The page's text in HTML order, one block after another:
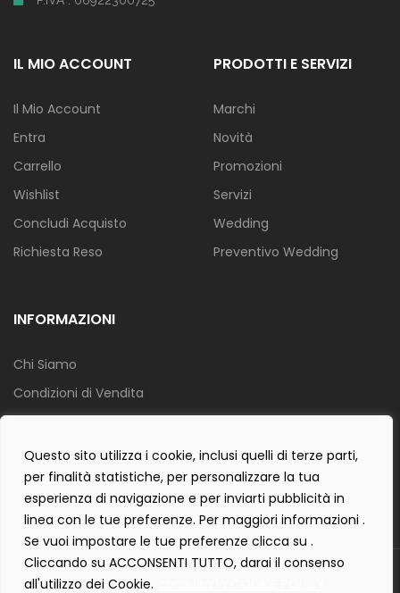
Questo sito utilizza i cookie, inclusi quelli di terze parti,
per finalità statistiche, per personalizzare la tua
esperienza di navigazione e per inviarti pubblicità in
linea con le tue preferenze. Per maggiori informazioni .
Se vuoi impostare le tue preferenze clicca su .
Cliccando su ACCONSENTI TUTTO, darai il consenso
all'utilizzo dei Cookie.
IL MIO ACCOUNT
Il Mio Account
Entra
Carrello
Wishlist
Concludi Acquisto
Richiesta Reso
PRODOTTI E SERVIZI
Marchi
Novità
Promozioni
Servizi
Wedding
Preventivo Wedding
INFORMAZIONI
Chi Siamo
Condizioni di Vendita
Info Spedizione
Privacy Policy
Cookie Policy
Contact Form Policy
Tecnostudio di Martellini Nicoletta